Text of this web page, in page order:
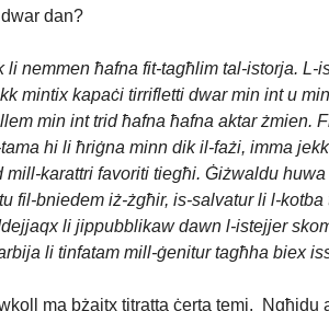
dan?
nemmen ħafna fit-tagħlim tal-istorja.
mintix kapaċi tirrifletti dwar min int u
min int trid ħafna ħafna aktar
hi li ħriġna minn dik il-fażi, imma
karattri favoriti tiegħi. Ġiżwaldu
fil-bniedem iż-żgħir, is-salvatur li l-
li jippubblikaw dawn l-istejjer
li tinfatam mill-ġenitur tagħha biex
ma bżajtx titratta ċerta temi.